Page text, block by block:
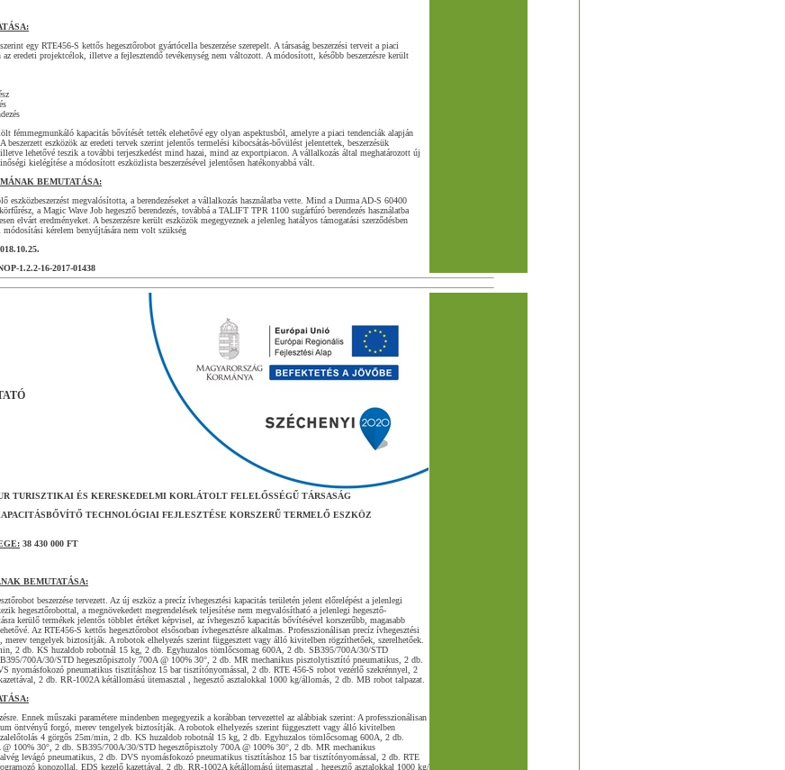
egy RTE456-S kettős hegesztőrobot gyártócella beszerzése szerepelt. A társaság beszerzési terveit a piaci
eredeti projektcélok, illetve a fejlesztendő tevékenység nem változott. A módosított, később beszerzésre került
fémmegmunkáló kapacitás bővítését tették elehetővé egy olyan aspektusból, amelyre a piaci tendenciák alapján
beszerzett eszközök az eredeti tervek szerint jelentős termelési kibocsátás-bővülést jelentettek, beszerzésük
lehetővé teszik a további terjeszkedést mind hazai, mind az exportpiacon. A vállalkozás által meghatározott új
kielégítése a módosított eszközlista beszerzésével jelentősen hatékonyabbá vált.
BEMUTATÁSA:
eszközbeszerzést megvalósította, a berendezéseket a vállalkozás használatba vette. Mind a Durma AD-S 60400
a Magic Wave Job hegesztő berendezés, továbbá a TALIFT TPR 1100 sugárfúró berendezés használatba
elvárt eredményeket. A beszerzésre került eszközök megegyeznek a jelenleg hatályos támogatási szerződésben
kérelem benyújtására nem volt szükség
1.2.2-16-2017-01438
TURISZTIKAI ÉS KERESKEDELMI KORLÁTOLT FELELŐSSÉGŰ TÁRSASÁG
TECHNOLÓGIAI FEJLESZTÉSE KORSZERŰ TERMELŐ ESZKÖZ
38 430 000 FT
BEMUTATÁSA:
beszerzése tervezett. Az új eszköz a precíz ívhegesztési kapacitás területén jelent előrelépést a jelenlegi
hegesztőrobottal, a megnövekedett megrendelések teljesítése nem megvalósítható a jelenlegi hegesztő-
kerülő termékek jelentős többlet értéket képvisel, az ívhegesztő kapacitás bővítésével korszerűbb, magasabb
Az RTE456-S kettős hegesztőrobot elsősorban ívhegesztésre alkalmas. Professzionálisan precíz ívhegesztési
tengelyek biztosítják. A robotok elhelyezés szerint függesztett vagy álló kivitelben rögzíthetőek, szerelhetőek.
2 db. KS huzaldob robotnál 15 kg, 2 db. Egyhuzalos tömlőcsomag 600A, 2 db. SB395/700A/30/STD
700A/30/STD hegesztőpisztoly 700A @ 100% 30°, 2 db. MR mechanikus pisztolytisztító pneumatikus, 2 db.
nyomásfokozó pneumatikus tisztításhoz 15 bar tisztítónyomással, 2 db. RTE 456-S robot vezérlő szekrénnyel, 2
2 db. RR-1002A kétállomású ütemasztal , hegesztő asztalokkal 1000 kg/állomás, 2 db. MB robot talpazat.
Ennek műszaki paramétere mindenben megegyezik a korábban tervezettel az alábbiak szerint: A professzionálisan
öntvényű forgó, merev tengelyek biztosítják. A robotok elhelyezés szerint függesztett vagy álló kivitelben
4 görgős 25m/min, 2 db. KS huzaldob robotnál 15 kg, 2 db. Egyhuzalos tömlőcsomag 600A, 2 db.
100% 30°, 2 db. SB395/700A/30/STD hegesztőpisztoly 700A @ 100% 30°, 2 db. MR mechanikus
levágó pneumatikus, 2 db. DVS nyomásfokozó pneumatikus tisztításhoz 15 bar tisztítónyomással, 2 db. RTE
konozollal, EDS kezelő kazettával, 2 db. RR-1002A kétállomású ütemasztal , hegesztő asztalokkal 1000 kg/